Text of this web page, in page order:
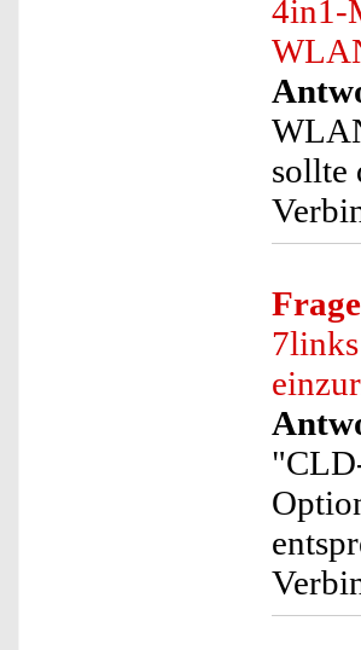
4in1-
sollte
Frage